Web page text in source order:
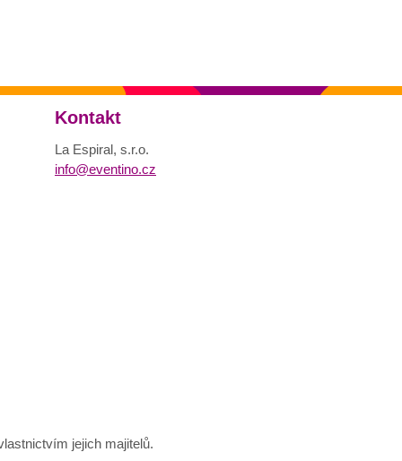
Kontakt
La Espiral, s.r.o.
info@eventino.cz
jejich majitelů.